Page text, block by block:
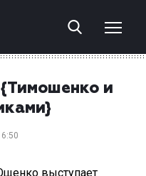
и
выступает